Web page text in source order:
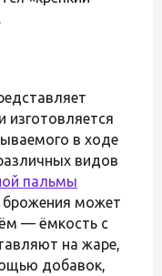
.
и изготовляется
в ходе
видов
пальмы
брожения может
— ёмкость с
на жаре,
добавок,